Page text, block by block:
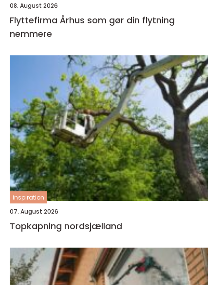
08. August 2026
Flyttefirma Århus som gør din flytning
nemmere
inspiration
07. August 2026
Topkapning nordsjælland